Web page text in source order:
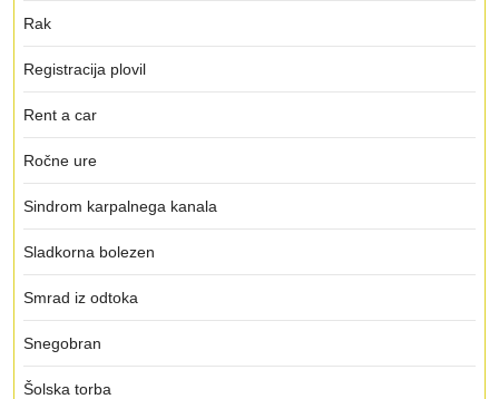
Rak
Registracija plovil
Rent a car
Ročne ure
Sindrom karpalnega kanala
Sladkorna bolezen
Smrad iz odtoka
Snegobran
Šolska torba